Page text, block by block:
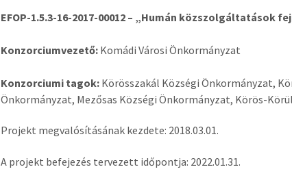
EFOP-1.5.3-16-2017-00012 – „Humán közszolgáltatások
Konzorciumvezető: Komádi Városi Önkormányzat
Konzorciumi tagok: Körösszakál Községi Önkormányzat,
Önkormányzat, Mezősas Községi Önkormányzat, Körös-
Projekt megvalósításának kezdete: 2018.03.01.
A projekt befejezés tervezett időpontja: 2022.01.31.